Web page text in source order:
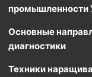
промышленности
Основные
диагностики
Техники